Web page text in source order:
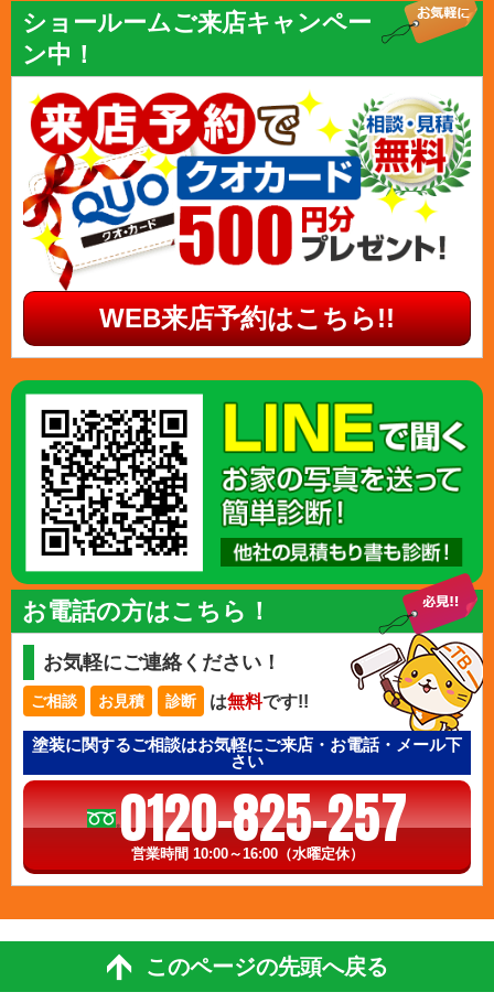
ショールームご来店キャンペー
ン中！
WEB来店予約はこちら!!
お電話の方はこちら！
お気軽にご連絡ください！
ご相談 お見積 診断 は無料です!!
塗装に関するご相談はお気軽にご来店・お電話・メール下
さい
0120-825-257
営業時間 10:00～16:00（水曜定休）
このページの先頭へ戻る